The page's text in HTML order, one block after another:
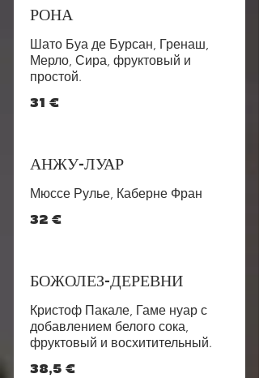
РОНА
Шато Буа де Бурсан, Гренаш,
Мерло, Сира, фруктовый и
простой.
31 €
АНЖУ-ЛУАР
Мюссе Рулье, Каберне Фран
32 €
БОЖОЛЕЗ-ДЕРЕВНИ
Кристоф Пакале, Гаме нуар с
добавлением белого сока,
фруктовый и восхитительный.
38,5 €